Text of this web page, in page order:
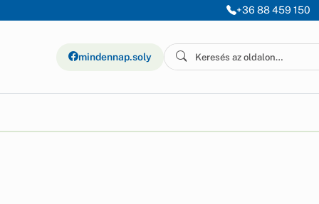
+36 88 459 150
mindennap.soly